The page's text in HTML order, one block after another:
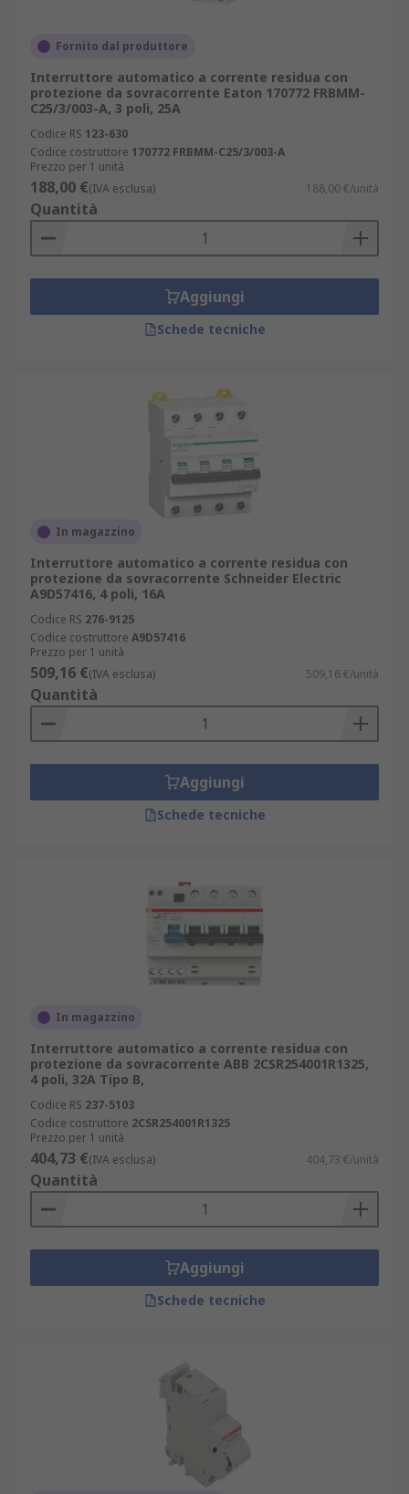
Fornito dal produttore
Interruttore automatico a corrente residua con
protezione da sovracorrente Eaton 170772 FRBMM-
C25/3/003-A, 3 poli, 25A
Codice RS 123-630
Codice costruttore 170772 FRBMM-C25/3/003-A
Prezzo per 1 unità
188,00 €(IVA esclusa) 188,00 €/unità
Quantità
Aggiungi
Schede tecniche
In magazzino
Interruttore automatico a corrente residua con
protezione da sovracorrente Schneider Electric
A9D57416, 4 poli, 16A
Codice RS 276-9125
Codice costruttore A9D57416
Prezzo per 1 unità
509,16 €(IVA esclusa) 509,16 €/unità
Quantità
Aggiungi
Schede tecniche
In magazzino
Interruttore automatico a corrente residua con
protezione da sovracorrente ABB 2CSR254001R1325,
4 poli, 32A Tipo B,
Codice RS 237-5103
Codice costruttore 2CSR254001R1325
Prezzo per 1 unità
404,73 €(IVA esclusa) 404,73 €/unità
Quantità
Aggiungi
Schede tecniche